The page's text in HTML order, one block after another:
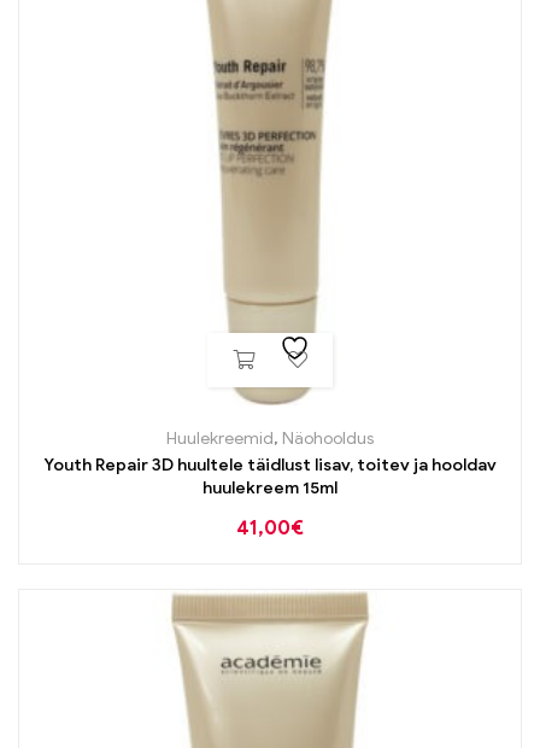
Huulekreemid, Näohooldus
Youth Repair 3D huultele täidlust lisav, toitev ja hooldav
huulekreem 15ml
41,00€